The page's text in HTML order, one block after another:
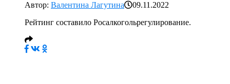
Автор: Валентина Лагутина
09.11.2022
Рейтинг составило Росалкогольрегулирование.